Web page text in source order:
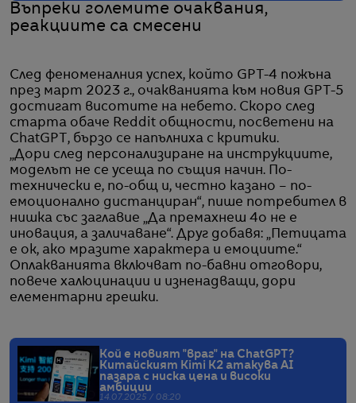
Въпреки големите очаквания,
реакциите са смесени
След феноменалния успех, който GPT-4 пожъна
през март 2023 г., очакванията към новия GPT-5
достигат висотите на небето. Скоро след
старта обаче Reddit общности, посветени на
ChatGPT, бързо се напълниха с критики.
„Дори след персонализиране на инструкциите,
моделът не се усеща по същия начин. По-
технически е, по-общ и, честно казано – по-
емоционално дистанциран“, пише потребител в
нишка със заглавие „Да премахнеш 4o не е
иновация, а заличаване“. Друг добавя: „Петицата
е ок, ако мразите характера и емоциите.“
Оплакванията включват по-бавни отговори,
повече халюцинации и изненадващи, дори
елементарни грешки.
Кой е новият "враг" на ChatGPT?
Китайският Kimi K2 атакува AI
пазара с ниска цена и високи
амбиции
14.07.2025 / 08:20